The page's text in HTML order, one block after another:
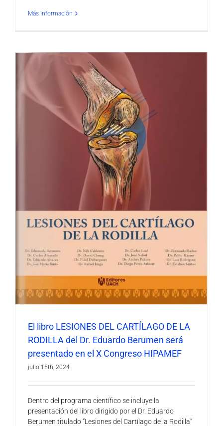
Más información
El libro LESIONES DEL CARTÍLAGO DE LA
RODILLA del Dr. Eduardo Berumen será
presentado en el X Congreso HIPAMEF
julio 15th, 2024
Dentro del programa científico se incluye la
presentación del libro dirigido por el Dr. Eduardo
Berumen titulado “Lesiones del Cartílago de la Rodilla”